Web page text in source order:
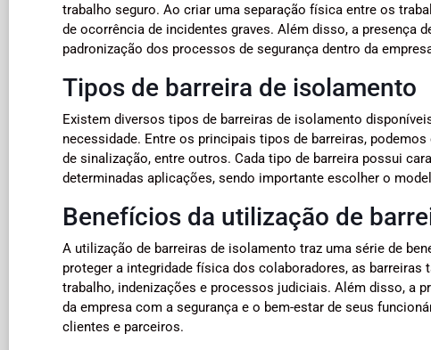
trabalho seguro. Ao criar uma separação física entre os
de ocorrência de incidentes graves. Além disso, a presença
padronização dos processos de segurança dentro da
Tipos de barreira de isolamento
Existem diversos tipos de barreiras de isolamento
necessidade. Entre os principais tipos de barreiras,
de sinalização, entre outros. Cada tipo de barreira possui
determinadas aplicações, sendo importante escolher o
Benefícios da utilização de
A utilização de barreiras de isolamento traz uma série de
proteger a integridade física dos colaboradores, as
trabalho, indenizações e processos judiciais. Além disso, a
da empresa com a segurança e o bem-estar de seus
clientes e parceiros.